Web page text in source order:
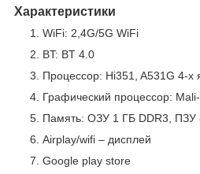
Характеристики
WiFi: 2,4G/5G WiFi
BT: BT 4.0
Процессор: Hi351, A531G 4-х
Графический процессор:
Память: ОЗУ 1 ГБ DDR3, ПЗУ
Airplay/wifi – дисплей
Google play store